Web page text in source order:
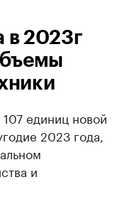
в 2023г
единиц новой
2023 года,
и